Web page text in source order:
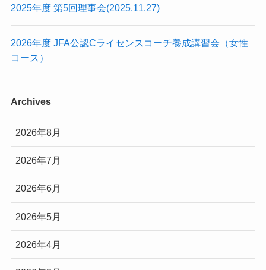
2025年度 第5回理事会(2025.11.27)
2026年度 JFA公認Cライセンスコーチ養成講習会（女性
コース）
Archives
2026年8月
2026年7月
2026年6月
2026年5月
2026年4月